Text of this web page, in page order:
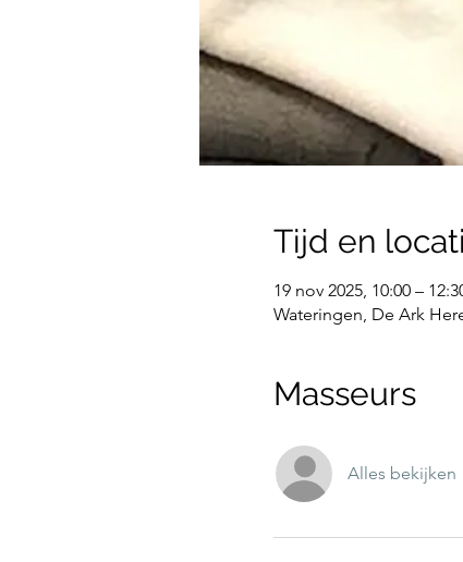
Tijd en
19 nov 2025, 10:00 –
Wateringen, De Ark
Masseurs
Alles bekijken